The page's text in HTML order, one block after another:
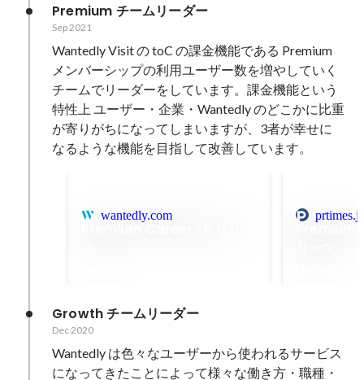
Premium チームリーダー
Sep 2021
Wantedly Visit の toC の課金機能である Premium
メンバーシップの利用ユーザー数を増やしていく
チームでリーダーをしています。課金機能という
特性上 ユーザー・企業・Wantedly のどこかに比重
が寄りがちになってしまいますが、3者が幸せに
なるような機能を目指して改善しています。
wantedly.com
Growth チームリーダー
Dec 2020
Wantedly は色々なユーザーから使われるサービス
になってきたことによって様々な働き方・職種・